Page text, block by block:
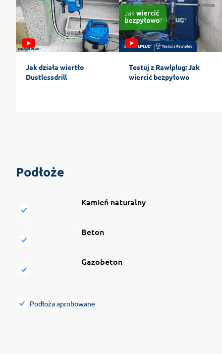
Jak działa wiertło
Dustlessdrill
Testuj z Rawlplug: Jak
wiercić bezpyłowo
Podłoże
Kamień naturalny
Beton
Gazobeton
Podłoża aprobowane